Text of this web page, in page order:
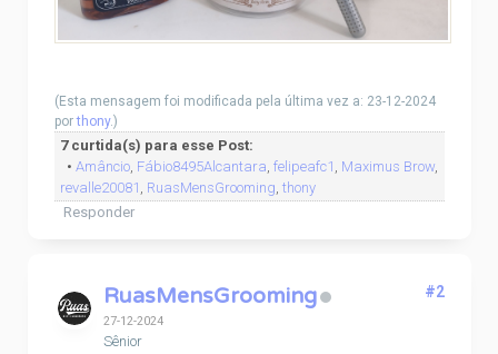
(Esta mensagem foi modificada pela última vez a: 23-12-2024
porthony.)
7 curtida(s) para esse Post:
• Amâncio, Fábio8495Alcantara, felipeafc1 , Maximus Brow,
revalle20081 , RuasMensGrooming, thony
Responder
RuasMensGrooming
27-12-2024
Sênior
#2